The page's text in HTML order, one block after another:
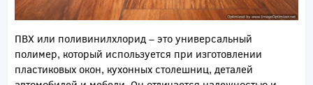
ПВХ или поливинилхлорид – это универсальный
полимер, который используется при изготовлении
пластиковых окон, кухонных столешниц, деталей